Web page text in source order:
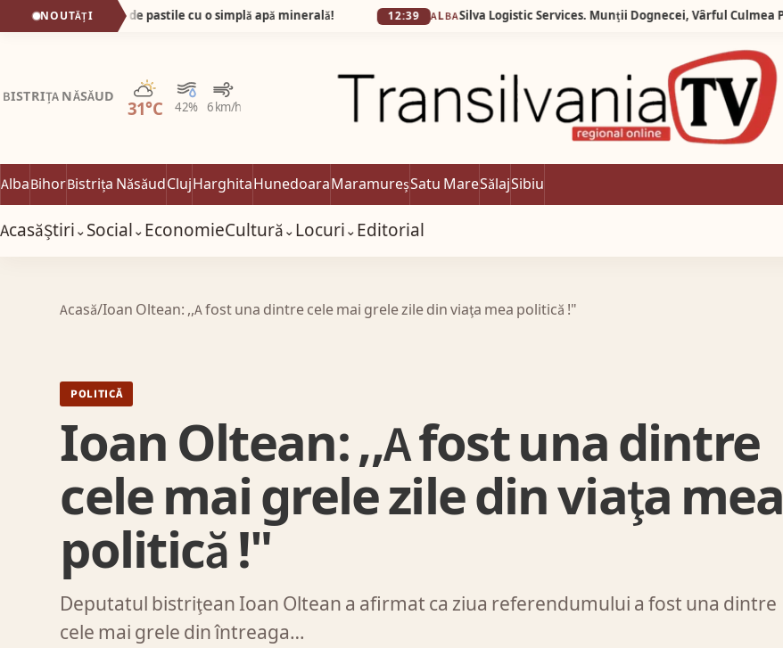
NOUTĂȚI
pumnul de pastile cu o simplă apă minerală! 12:39 ALBA
BISTRIȚA NĂSĂUD
31°C 42% 6 km/h
Parțial noros
AlbaBihorBistrița NăsăudClujHarghitaHunedoaraMaramureșSatu MareSălajSibiu
AcasăȘtiri⌄Social⌄EconomieCultură⌄Locuri⌄Editorial
Acasă/Ioan Oltean: ,,A fost una dintre cele mai grele zile din viaţa mea politică !"
POLITICĂ
Ioan Oltean: ,,A fost una dintre
cele mai grele zile din viaţa mea
politică !"
Deputatul bistriţean Ioan Oltean a afirmat ca ziua referendumului a fost una dintre
cele mai grele din întreaga…